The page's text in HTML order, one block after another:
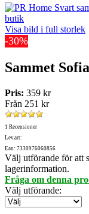
Visa bild i full storlek
-30%
Sammet
Pris: 359 kr
Från 251 kr
1 Recensioner
Lev.art:
Ean: 7330976060856
Välj utförande för att
lagerinformation.
Fråga om denna
Välj utförande: